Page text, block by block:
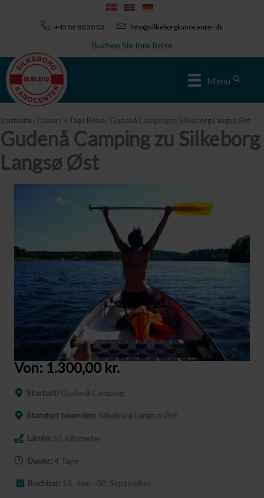
+45 86 80 30 03 info@silkeborgkanocenter.dk
Buchen Sie Ihre Reise
Menu
Startseite/ Dauer / 4 Tage Reise/ Gudenå Camping zu Silkeborg Langsø Øst
Gudenå Camping zu Silkeborg
Langsø Øst
Von: 1.300,00 kr.
Startort: Gudenå Camping
Standort beenden: Silkeborg Langsø Øst
Länge: 51 Kilometer
Dauer: 4 Tage
Buchbar: 16. Juni - 30. September